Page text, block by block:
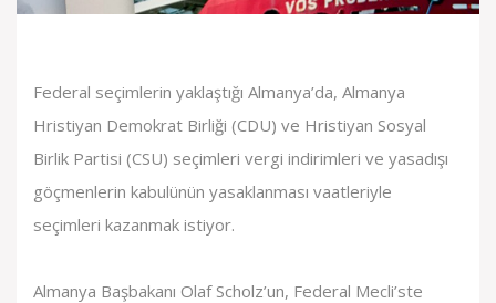
Federal seçimlerin yaklaştığı Almanya’da, Almanya
Hristiyan Demokrat Birliği (CDU) ve Hristiyan Sosyal
Birlik Partisi (CSU) seçimleri vergi indirimleri ve yasadışı
göçmenlerin kabulünün yasaklanması vaatleriyle
seçimleri kazanmak istiyor.
Almanya Başbakanı Olaf Scholz’un, Federal Mecli’ste